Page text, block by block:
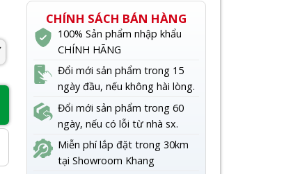
CHÍNH SÁCH BÁN HÀNG
100% Sản phẩm nhập khẩu
CHÍNH HÃNG
Đổi mới sản phẩm trong 15
ngày đầu, nếu không hài lòng.
Đổi mới sản phẩm trong 60
ngày, nếu có lỗi từ nhà sx.
Miễn phí lắp đặt trong 30km
tại Showroom Khang